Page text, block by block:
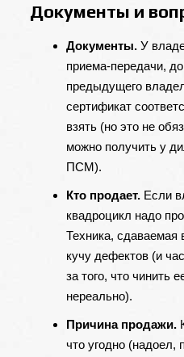
Документы и
Документы. У
приема-передачи,
предыдущего
сертификат
взять (но это не
можно получить у
ПСМ).
Кто продает.Если
квадроцикл надо
Техника, сдаваемая
кучу дефектов (и
за того, что чинить
нереально).
Причина продажи.
что угодно (надоел,